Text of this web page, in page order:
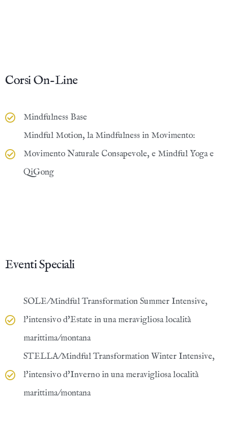
Corsi On-Line
Mindfulness Base
Mindful Motion, la Mindfulness in Movimento:
Movimento Naturale Consapevole, e Mindful Yoga e
QiGong
Eventi Speciali
SOLE/Mindful Transformation Summer Intensive,
l'intensivo d'Estate in una meravigliosa località
marittima/montana
STELLA/Mindful Transformation Winter Intensive,
l'intensivo d'Inverno in una meravigliosa località
marittima/montana